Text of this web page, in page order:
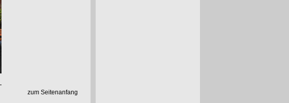
zum Seitenanfang